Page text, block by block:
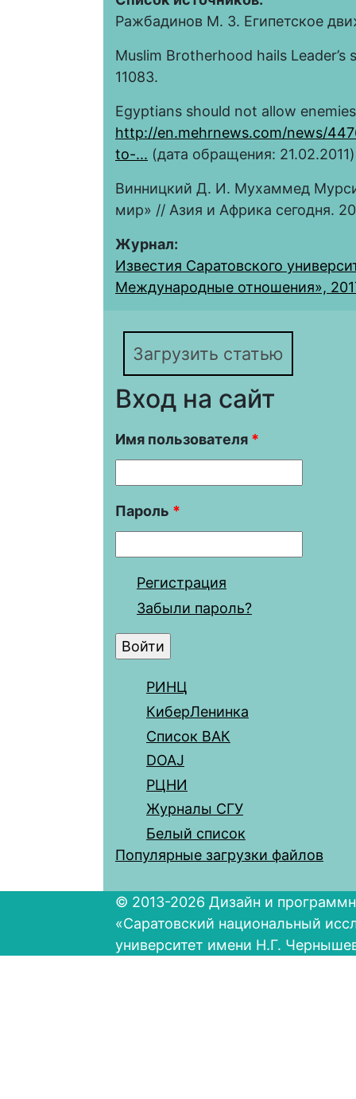
Ражбадинов М. З. Египетское
Muslim Brotherhood hails
11083.
Egyptians should not allow
http://en.mehrnews.com/news/
to-... (дата обращения:
Винницкий Д. И. Мухаммед
мир» // Азия и Африка сегодня.
Журнал:
Известия Саратовского
Международные отношения»,
Загрузить статью
Вход на сайт
Имя пользователя *
Пароль *
Регистрация
Забыли пароль?
РИНЦ
КиберЛенинка
Список ВАК
DOAJ
РЦНИ
Журналы СГУ
Белый список
Популярные загрузки файлов
© 2013-2026 Дизайн и
«Саратовский национальный
университет имени Н.Г.